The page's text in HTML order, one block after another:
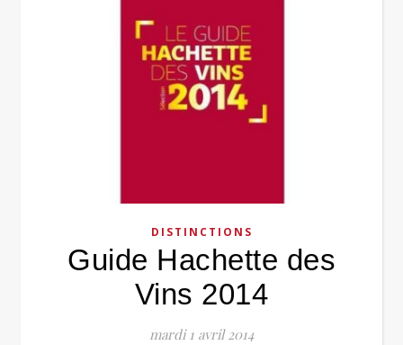
DISTINCTIONS
Guide Hachette des
Vins 2014
mardi 1 avril 2014